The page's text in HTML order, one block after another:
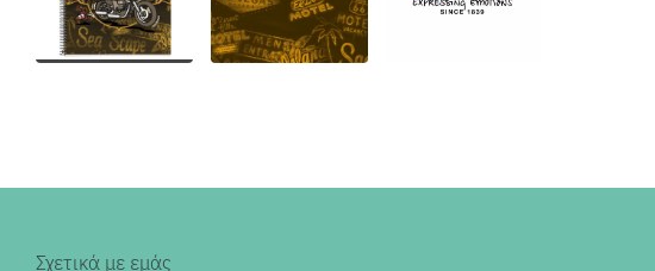
Σχετικά με εμάς